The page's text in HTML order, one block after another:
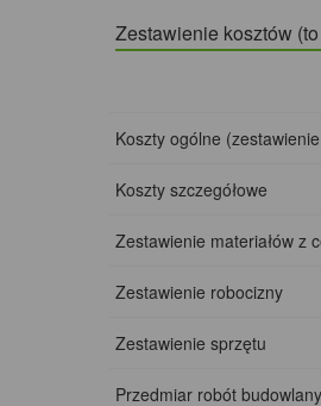
Zestawienie kosztów
Koszty ogólne
Koszty szczegółowe
Zestawienie materiałów z
Zestawienie robocizny
Zestawienie sprzętu
Przedmiar robót